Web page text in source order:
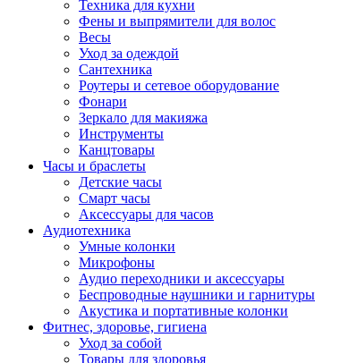
Техника для кухни
Фены и выпрямители для волос
Весы
Уход за одеждой
Сантехника
Роутеры и сетевое оборудование
Фонари
Зеркало для макияжа
Инструменты
Канцтовары
Часы и браслеты
Детские часы
Смарт часы
Аксессуары для часов
Аудиотехника
Умные колонки
Микрофоны
Аудио переходники и аксессуары
Беспроводные наушники и гарнитуры
Акустика и портативные колонки
Фитнес, здоровье, гигиена
Уход за собой
Товары для здоровья